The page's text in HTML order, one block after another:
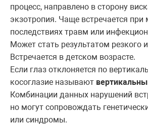
процесс, направлено в сторону
экзотропия. Чаще встречается при
последствиях травм или
Может стать результатом резкого
Встречается в детском возрасте.
Если глаз отклоняется по
косоглазие называют
Комбинации данных нарушений
но могут сопровождать
или синдромы.